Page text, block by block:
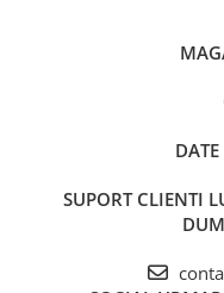
SUPORT CLIENTI